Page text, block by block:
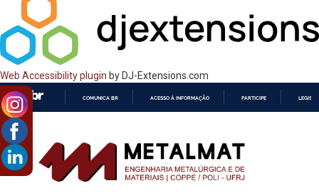
Web Accessibility plugin by DJ-Extensions.com
CONTEÚDO
COMUNICA BR ACESSO À INFORMAÇÃO PARTICIPE